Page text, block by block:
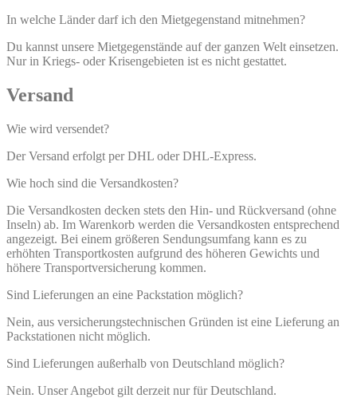
In welche Länder darf ich den Mietgegenstand mitnehmen?
Du kannst unsere Mietgegenstände auf der ganzen Welt einsetzen.
Nur in Kriegs- oder Krisengebieten ist es nicht gestattet.
Versand
Wie wird versendet?
Der Versand erfolgt per DHL oder DHL-Express.
Wie hoch sind die Versandkosten?
Die Versandkosten decken stets den Hin- und Rückversand (ohne
Inseln) ab. Im Warenkorb werden die Versandkosten entsprechend
angezeigt. Bei einem größeren Sendungsumfang kann es zu
erhöhten Transportkosten aufgrund des höheren Gewichts und
höhere Transportversicherung kommen.
Sind Lieferungen an eine Packstation möglich?
Nein, aus versicherungstechnischen Gründen ist eine Lieferung an
Packstationen nicht möglich.
Sind Lieferungen außerhalb von Deutschland möglich?
Nein. Unser Angebot gilt derzeit nur für Deutschland.